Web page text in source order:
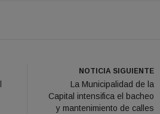
NOTICIA SIGUIENTE
La Municipalidad de la
Capital intensifica el bacheo
y mantenimiento de calles